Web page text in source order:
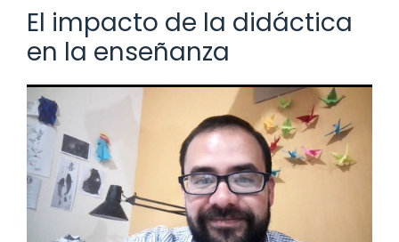
El impacto de la didáctica
en la enseñanza